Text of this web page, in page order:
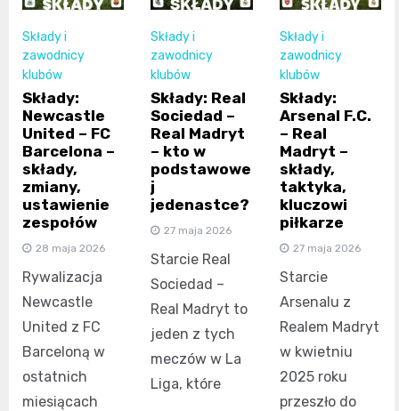
Składy i
zawodnicy
klubów
Składy:
Newcastle
United – FC
Barcelona –
składy,
zmiany,
ustawienie
zespołów
28 maja 2026
Rywalizacja
Newcastle
United z FC
Barceloną w
ostatnich
miesiącach
Składy i
zawodnicy
klubów
Składy: Real
Sociedad –
Real Madryt
– kto w
podstawowe
j
jedenastce?
27 maja 2026
Starcie Real
Sociedad –
Real Madryt to
jeden z tych
meczów w La
Liga, które
Składy i
zawodnicy
klubów
Składy:
Arsenal F.C.
– Real
Madryt –
składy,
taktyka,
kluczowi
piłkarze
27 maja 2026
Starcie
Arsenalu z
Realem Madryt
w kwietniu
2025 roku
przeszło do